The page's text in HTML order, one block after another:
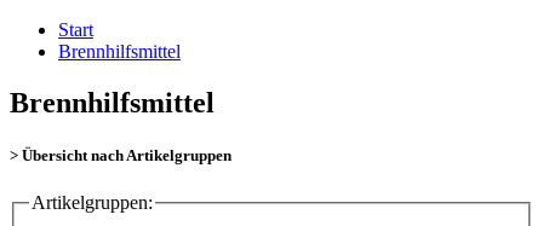
Start
Brennhilfsmittel
Brennhilfsmittel
> Übersicht nach Artikelgruppen
Artikelgruppen: